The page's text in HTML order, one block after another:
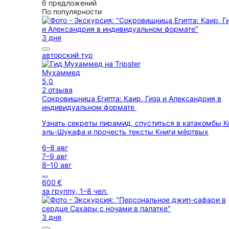
6 предложений
По популярности
3 дня
авторский тур
Мухаммед
5,0
2 отзыва
Сокровищница Египта: Каир, Гиза и Александрия в
индивидуальном формате
Узнать секреты пирамид, спуститься в катакомбы
эль-Шукафа и прочесть тексты Книги мёртвых
6–8 авг
7–9 авг
8–10 авг
...
600 €
за группу, 1–8 чел.
3 дня